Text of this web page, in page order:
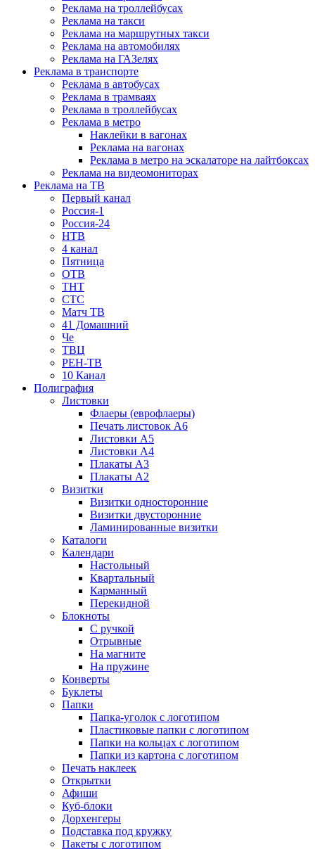
Реклама на троллейбусах
Реклама на такси
Реклама на маршрутных такси
Реклама на автомобилях
Реклама на ГАЗелях
Реклама в транспорте
Реклама в автобусах
Реклама в трамваях
Реклама в троллейбусах
Реклама в метро
Наклейки в вагонах
Реклама на вагонах
Реклама в метро на эскалаторе на лайтбоксах
Реклама на видеомониторах
Реклама на ТВ
Первый канал
Россия-1
Россия-24
НТВ
4 канал
Пятница
ОТВ
ТНТ
СТС
Матч ТВ
41 Домашний
Че
ТВЦ
РЕН-ТВ
10 Канал
Полиграфия
Листовки
Флаеры (еврофлаеры)
Печать листовок А6
Листовки А5
Листовки А4
Плакаты А3
Плакаты А2
Визитки
Визитки односторонние
Визитки двусторонние
Ламинированные визитки
Каталоги
Календари
Настольный
Квартальный
Карманный
Перекидной
Блокноты
С ручкой
Отрывные
На магните
На пружине
Конверты
Буклеты
Папки
Папка-уголок с логотипом
Пластиковые папки с логотипом
Папки на кольцах с логотипом
Папки из картона с логотипом
Печать наклеек
Открытки
Афиши
Куб-блоки
Дорхенгеры
Подставка под кружку
Пакеты с логотипом